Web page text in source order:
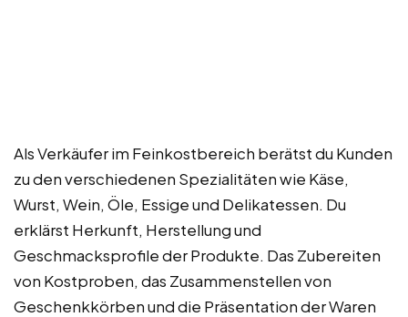
Als Verkäufer im Feinkostbereich berätst du Kunden
zu den verschiedenen Spezialitäten wie Käse,
Wurst, Wein, Öle, Essige und Delikatessen. Du
erklärst Herkunft, Herstellung und
Geschmacksprofile der Produkte. Das Zubereiten
von Kostproben, das Zusammenstellen von
Geschenkkörben und die Präsentation der Waren